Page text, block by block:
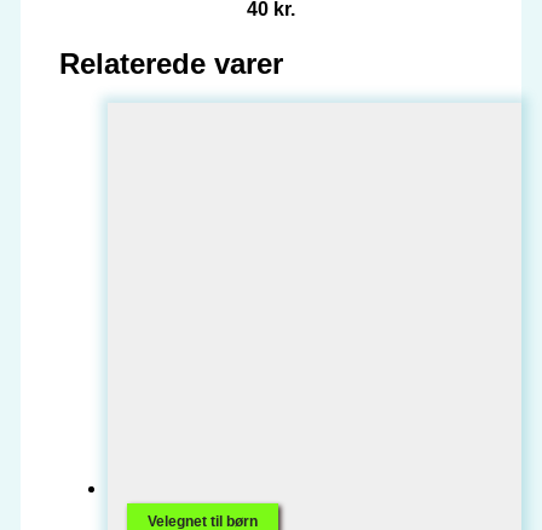
40 kr.
Relaterede varer
Velegnet til børn